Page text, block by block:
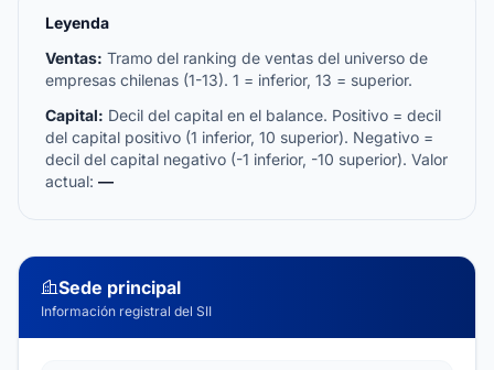
Leyenda
Ventas: Tramo del ranking de ventas del universo de
empresas chilenas (1-13). 1 = inferior, 13 = superior.
Capital: Decil del capital en el balance. Positivo = decil
del capital positivo (1 inferior, 10 superior). Negativo =
decil del capital negativo (-1 inferior, -10 superior). Valor
actual: —
Sede principal
Información registral del SII